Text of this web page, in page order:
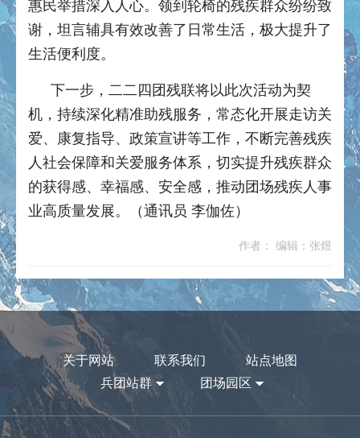
惠民举措深入人心。领到轮椅的残疾群众纷纷致
谢，坦言辅具有效改善了日常生活，极大提升了
生活便利度。
下一步，二二四团残联将以此次活动为契
机，持续深化精准助残服务，常态化开展走访关
爱、康复指导、政策宣讲等工作，不断完善残疾
人社会保障和关爱服务体系，切实提升残疾群众
的获得感、幸福感、安全感，推动团场残疾人事
业高质量发展。（通讯员 李伽佐）
作者： 编辑：张煜
关于网站 联系我们
站点地图
兵团站群
团场园区